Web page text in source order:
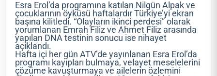
Esra Erol’da programına katılan Nilgün Alpak ve
çocuklarının öyküsü haftalardır Türkiye’yi ekran
başına kilitledi. “Olayların ikinci perdesi” olarak
yorumlanan Emrah Filiz ve Ahmet Filiz arasında
yapılan DNA testinin sonucu ise nihayet
açıklandı.
Hafta içi her gün ATV’de yayınlanan Esra Erol’da
programı kayıpları bulmaya, velayet meselelerini
çözüme kavuşturmaya ve ailelerin özlemini